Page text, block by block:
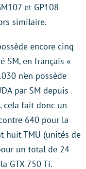
et GP108
similaire.
encore cinq
SM, en français «
n’en possède
par SM depuis
cela fait donc un
640 pour la
huit TMU (unités de
un total de 24
GTX 750 Ti.